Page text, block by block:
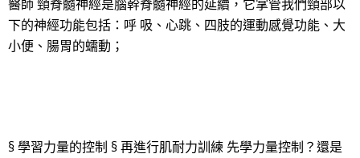
醫師 頸脊髓神經是腦幹脊髓神經的延續，它掌管我們頸部以
下的神經功能包括：呼 吸、心跳、四肢的運動感覺功能、大
小便、腸胃的蠕動；
§ 學習力量的控制 § 再進行肌耐力訓練 先學力量控制？還是